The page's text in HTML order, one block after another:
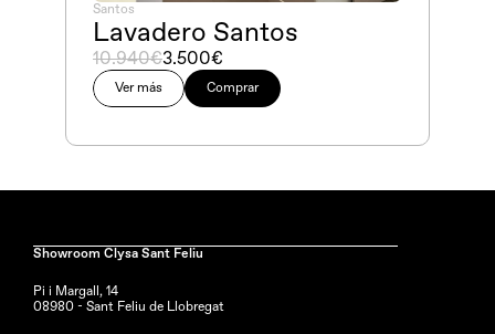
Ver más Comprar
Santos
Lavadero Santos
3.500€
10.940€
Showroom Clysa Sant Feliu
Pi i Margall, 14
08980 - Sant Feliu de Llobregat